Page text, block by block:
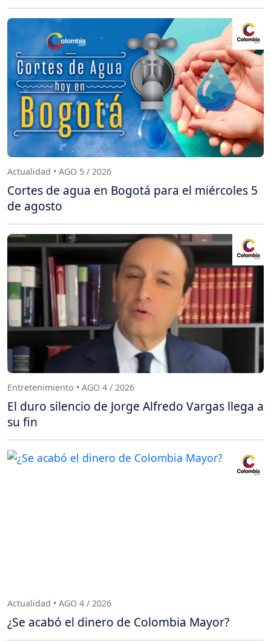
Actualidad • AGO 5 / 2026
Cortes de agua en Bogotá para el miércoles 5
de agosto
Entretenimiento • AGO 4 / 2026
El duro silencio de Jorge Alfredo Vargas llega a
su fin
Actualidad • AGO 4 / 2026
¿Se acabó el dinero de Colombia Mayor?